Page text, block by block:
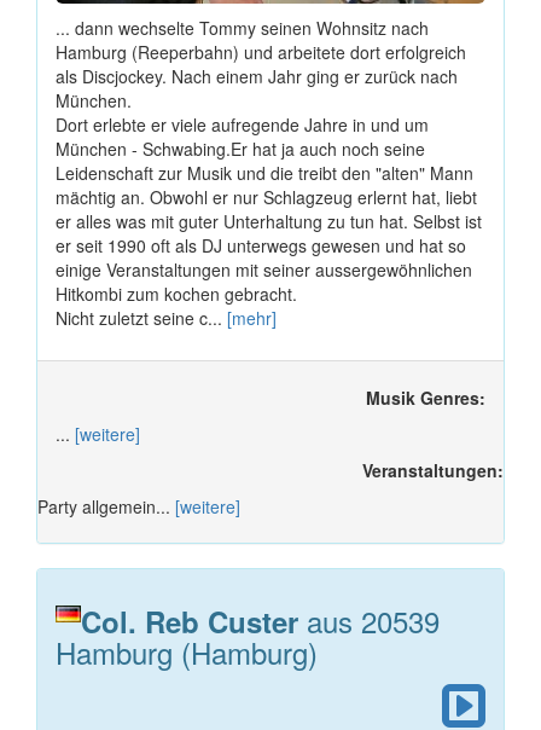
... dann wechselte Tommy seinen Wohnsitz nach
Hamburg (Reeperbahn) und arbeitete dort erfolgreich
als Discjockey. Nach einem Jahr ging er zurück nach
München.
Dort erlebte er viele aufregende Jahre in und um
München - Schwabing.Er hat ja auch noch seine
Leidenschaft zur Musik und die treibt den "alten" Mann
mächtig an. Obwohl er nur Schlagzeug erlernt hat, liebt
er alles was mit guter Unterhaltung zu tun hat. Selbst ist
er seit 1990 oft als DJ unterwegs gewesen und hat so
einige Veranstaltungen mit seiner aussergewöhnlichen
Hitkombi zum kochen gebracht.
Nicht zuletzt seine c... [mehr]
Musik Genres:
... [weitere]
Veranstaltungen:
Party allgemein... [weitere]
Col. Reb Custer aus 20539
Hamburg (Hamburg)